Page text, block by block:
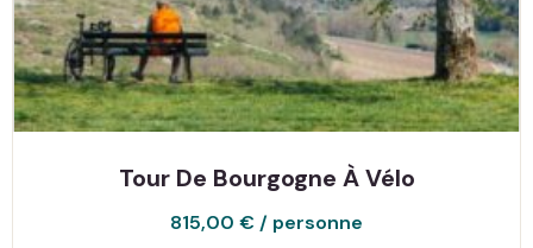
Tour De Bourgogne À Vélo
815,00 €